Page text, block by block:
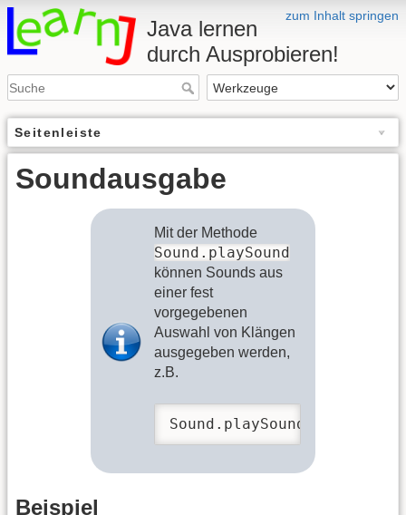
zum Inhalt springen
Java lernen
durch Ausprobieren!
Seitenleiste
Soundausgabe
Mit der Methode
Sound.playSound
können Sounds aus
einer fest
vorgegebenen
Auswahl von Klängen
ausgegeben werden,
z.B.
Beispiel